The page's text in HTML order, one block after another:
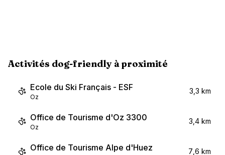
Activités dog-friendly à proximité
Ecole du Ski Français - ESF
Oz
3,3 km
Office de Tourisme d'Oz 3300
Oz
3,4 km
Office de Tourisme Alpe d'Huez 7,6 km